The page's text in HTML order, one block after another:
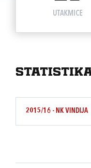
UTAKMICE
Statistika
2015/16 - NK VINDIJA